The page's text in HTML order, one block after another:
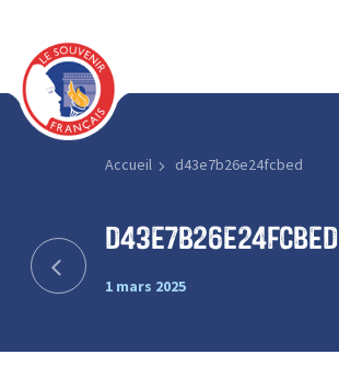
Accueil d43e7b26e24fcbed
d43e7b26e24fcbed
1 mars 2025